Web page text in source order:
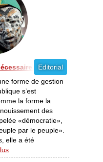
Editorial
? [02/2012]
forme de gestion
s’est
la forme la
des
«démocratie»,
par le peuple».
elle a été